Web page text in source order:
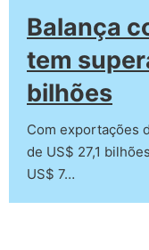
Balança
tem
bilhões
Com exportações
de US$ 27,1
US$ 7…